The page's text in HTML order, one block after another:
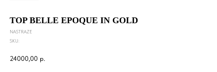
TOP BELLE EPOQUE IN GOLD
NASTRAZE
SKU:
24000,00 р.